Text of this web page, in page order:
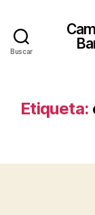
Buscar
Etiqueta: